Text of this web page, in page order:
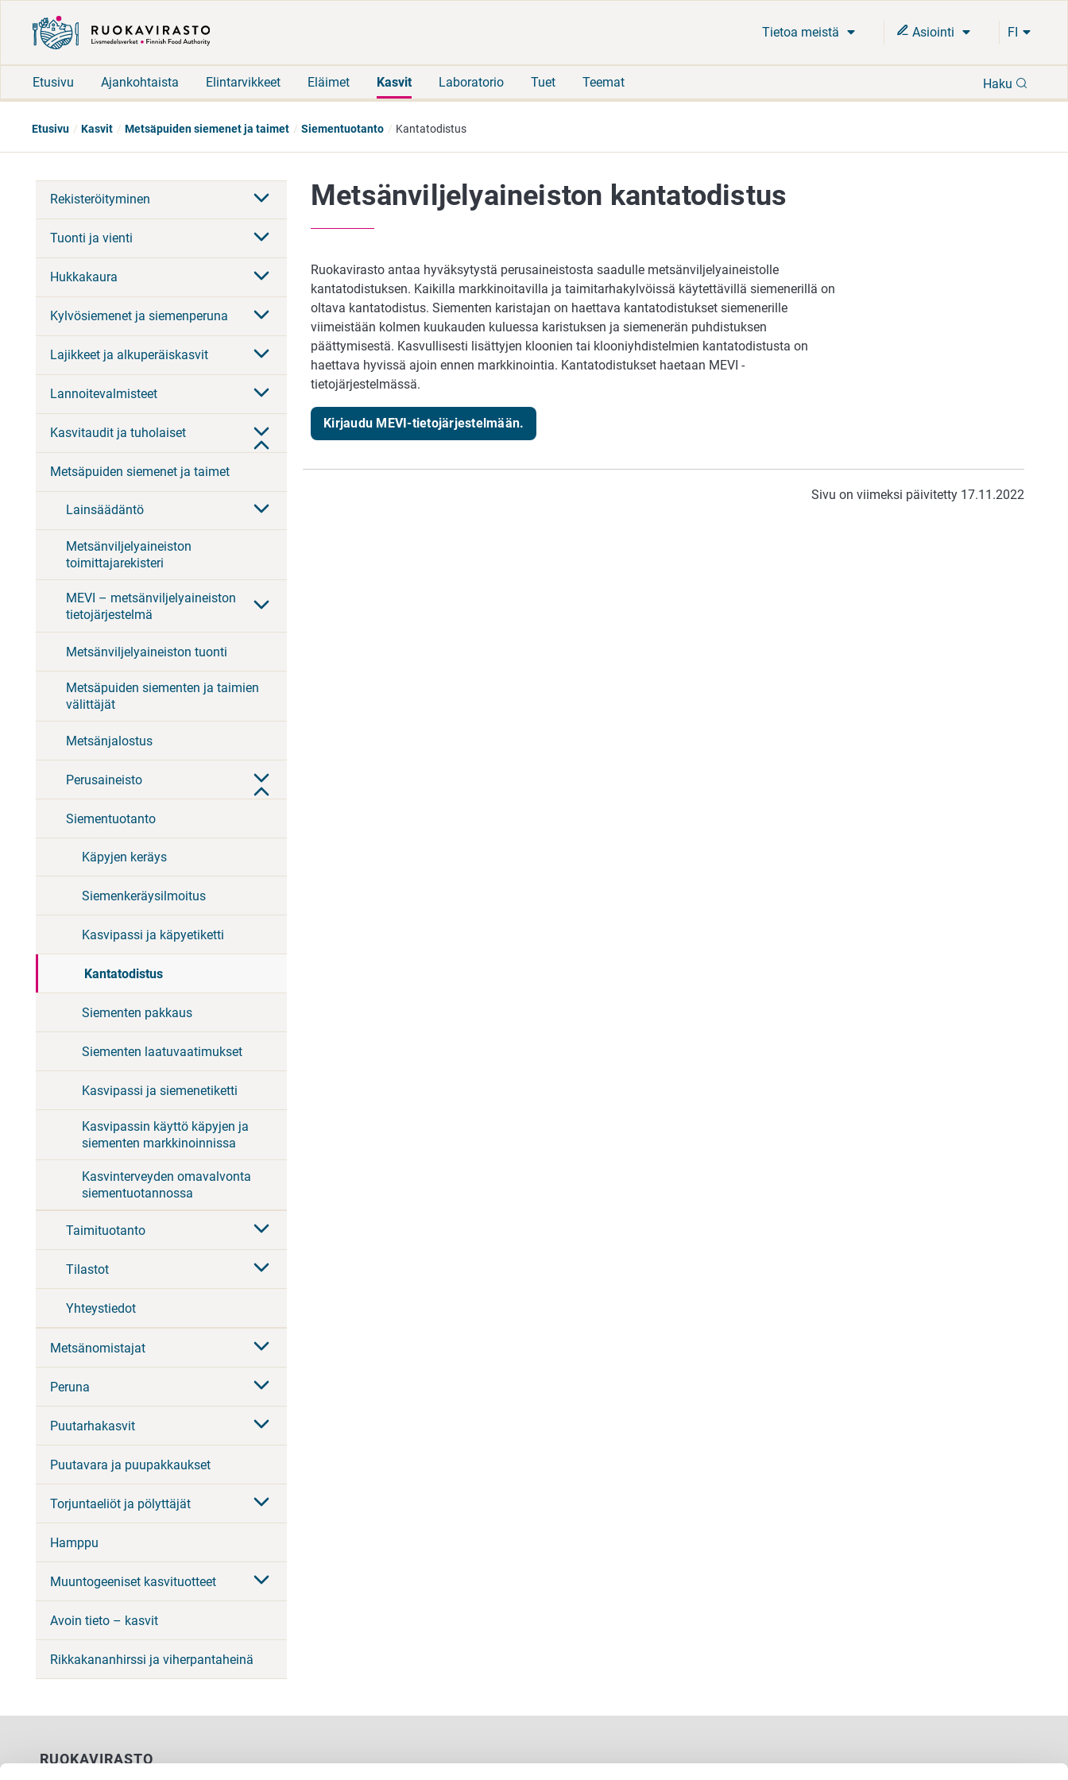
Tietoa meistä Asiointi FI
Etusivu Ajankohtaista Elintarvikkeet Eläimet Kasvit Laboratorio Tuet Teemat Haku
Etusivu Kasvit Metsäpuiden siemenet ja taimet Siementuotanto Kantatodistus
Rekisteröityminen
Tuonti ja vienti
Hukkakaura
Kylvösiemenet ja siemenperuna
Lajikkeet ja alkuperäiskasvit
Lannoitevalmisteet
Kasvitaudit ja tuholaiset
Metsäpuiden siemenet ja taimet
Lainsäädäntö
Metsänviljelyaineiston
toimittajarekisteri
MEVI – metsänviljelyaineiston
tietojärjestelmä
Metsänviljelyaineiston tuonti
Metsäpuiden siementen ja taimien
välittäjät
Metsänjalostus
Perusaineisto
Siementuotanto
Käpyjen keräys
Siemenkeräysilmoitus
Kasvipassi ja käpyetiketti
Kantatodistus
Siementen pakkaus
Siementen laatuvaatimukset
Kasvipassi ja siemenetiketti
Kasvipassin käyttö käpyjen ja
siementen markkinoinnissa
Kasvinterveyden omavalvonta
siementuotannossa
Taimituotanto
Tilastot
Yhteystiedot
Metsänomistajat
Peruna
Puutarhakasvit
Puutavara ja puupakkaukset
Torjuntaeliöt ja pölyttäjät
Hamppu
Muuntogeeniset kasvituotteet
Avoin tieto – kasvit
Rikkakananhirssi ja viherpantaheinä
Metsänviljelyaineiston kantatodistus
Ruokavirasto antaa hyväksytystä perusaineistosta saadulle metsänviljelyaineistolle
kantatodistuksen. Kaikilla markkinoitavilla ja taimitarhakylvöissä käytettävillä siemenerillä on
oltava kantatodistus. Siementen karistajan on haettava kantatodistukset siemenerille
viimeistään kolmen kuukauden kuluessa karistuksen ja siemenerän puhdistuksen
päättymisestä. Kasvullisesti lisättyjen kloonien tai klooniyhdistelmien kantatodistusta on
haettava hyvissä ajoin ennen markkinointia. Kantatodistukset haetaan MEVI -
tietojärjestelmässä.
Kirjaudu MEVI-tietojärjestelmään.
Sivu on viimeksi päivitetty 17.11.2022
RUOKAVIRASTO